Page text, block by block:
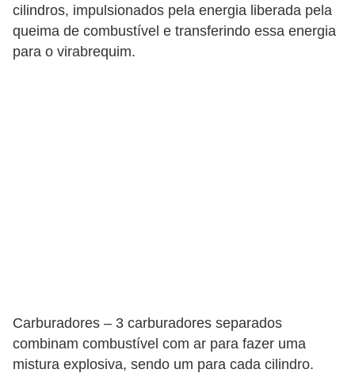
cilindros, impulsionados pela energia liberada pela
queima de combustível e transferindo essa energia
para o virabrequim.
Carburadores – 3 carburadores separados
combinam combustível com ar para fazer uma
mistura explosiva, sendo um para cada cilindro.
R
e
e
n
ç